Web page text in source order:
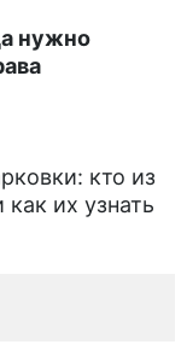
нужно
кто из
их узнать